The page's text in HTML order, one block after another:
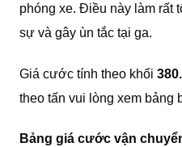
phóng xe. Điều này làm rất
sự và gây ùn tắc tại ga.
Giá cước tính theo khối
theo tấn vui lòng xem bảng
Bảng giá cước vận